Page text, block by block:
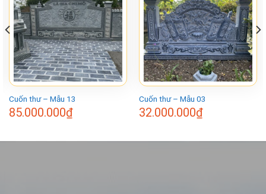
Cuốn thư – Mẫu 13
85.000.000₫
Cuốn thư – Mẫu 03
32.000.000₫